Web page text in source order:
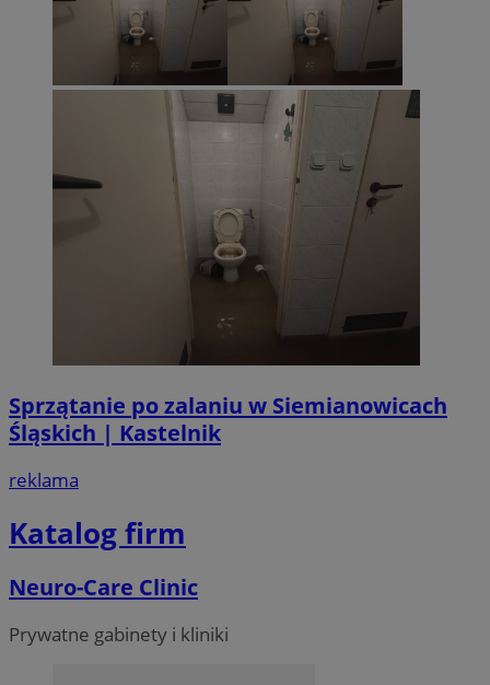
Sprzątanie po zalaniu w Siemianowicach
Śląskich | Kastelnik
reklama
Katalog firm
Neuro-Care Clinic
Prywatne gabinety i kliniki